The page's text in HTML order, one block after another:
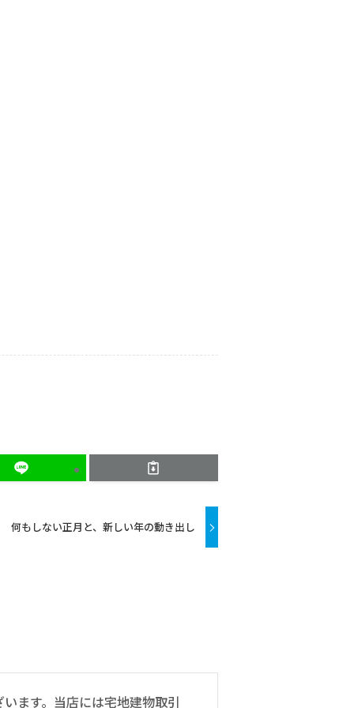
何もしない正月と、新しい年の動き出し
ます。当店には宅地建物取引